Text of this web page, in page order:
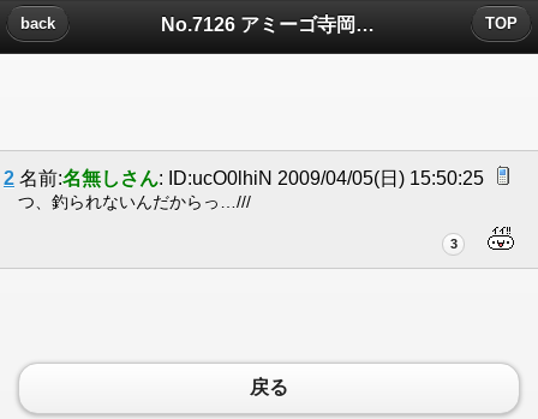
No.7126 アミーゴ寺岡についたコメント
back TOP
2 名前:名無しさん: ID:ucO0lhiN 2009/04/05(日) 15:50:25
つ、釣られないんだからっ…///
3
戻る